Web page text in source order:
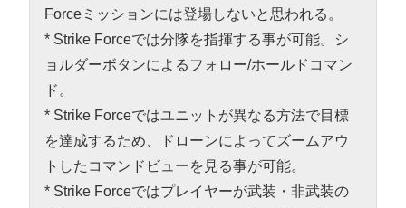
Forceミッションには登場しないと思われる。
* Strike Forceでは分隊を指揮する事が可能。シ
ョルダーボタンによるフォロー/ホールドコマン
ド。
* Strike Forceではユニットが異なる方法で目標
を達成するため、ドローンによってズームアウ
トしたコマンドビューを見る事が可能。
* Strike Forceではプレイヤーが武装・非武装の